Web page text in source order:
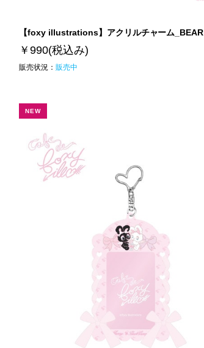
【foxy illustrations】アクリルチャーム_BEAR
￥990(税込み)
販売状況： 販売中
NEW